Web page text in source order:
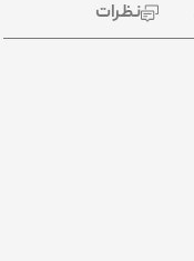
نظرات